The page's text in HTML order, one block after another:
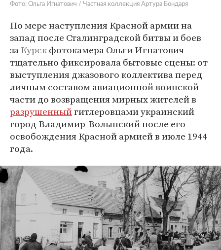
Фото: Ольга Игнатович / Частная коллекция Артура Бондаря
По мере наступления Красной армии на
запад после Сталинградской битвы и боев
заКурскфотокамера Ольги Игнатович
тщательно фиксировала бытовые сцены: от
выступления джазового коллектива перед
личным составом авиационной воинской
части до возвращения мирных жителей в
разрушенныйгитлеровцами украинский
город Владимир-Волынский после его
освобождения Красной армией в июле 1944
года.